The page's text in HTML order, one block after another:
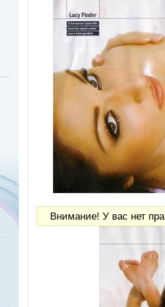
Внимание! У вас нет